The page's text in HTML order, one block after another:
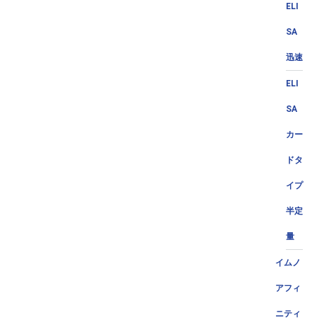
ELI
SA
迅速
ELI
SA
カー
ドタ
イプ
半定
量
イムノ
アフィ
ニティ